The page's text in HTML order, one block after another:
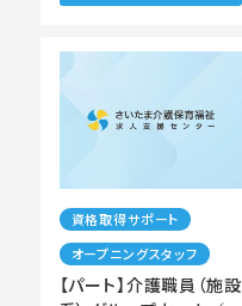
資格取得サポート
オープニングスタッフ
【パート】介護職員（施設